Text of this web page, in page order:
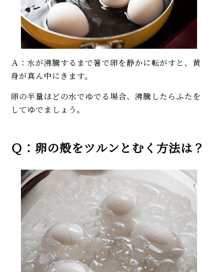
Ａ：水が沸騰するまで箸で卵を静かに転がすと、黄
身が真ん中にきます。
卵の半量ほどの水でゆでる場合、沸騰したらふたを
してゆでましょう。
Ｑ：卵の殻をツルンとむく方法は？